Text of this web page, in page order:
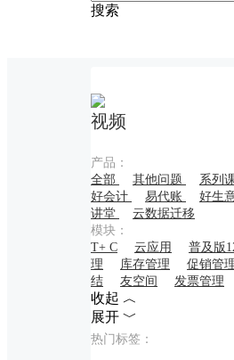
搜索
视频
产品：
全部
其他问题 系列
好会计
易代账 好生
讲堂
云数据迁移
模块：
T+ C
云应用 普及版
理
库存管理 促销管
结
友空间 发票管理
收起 ︿
展开 ﹀
热门标签：